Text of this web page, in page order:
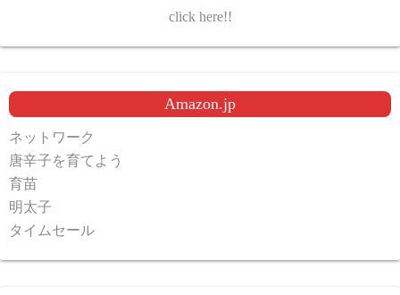
click here!!
Amazon.jp
ネットワーク
唐辛子を育てよう
育苗
明太子
タイムセール